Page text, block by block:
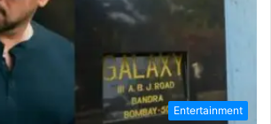
Entertainment